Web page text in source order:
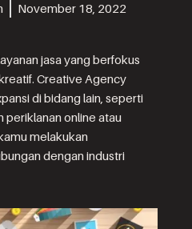
November 18, 2022
jasa yang berfokus
Creative Agency
di bidang lain, seperti
periklanan online atau
melakukan
dengan industri